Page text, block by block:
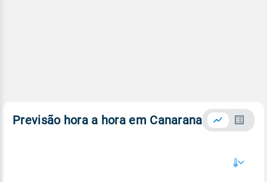
Previsão hora a hora em Canarana